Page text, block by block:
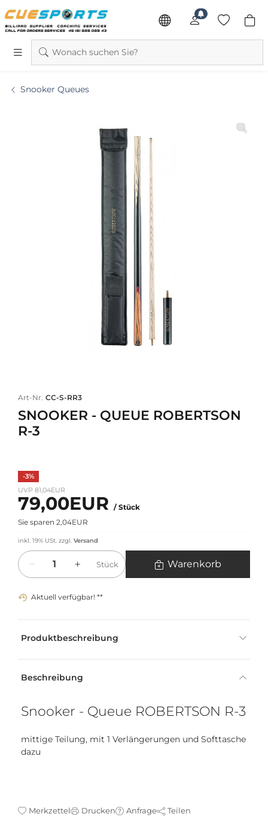
Wonach suchen Sie?
Snooker Queues
Art-Nr. CC-S-RR3
SNOOKER - QUEUE ROBERTSON
R-3
-3%
UVP 81,04EUR
79,00EUR/ Stück
Sie sparen 2,04EUR
inkl. 19% USt. zzgl. Versand
Menge
Stück Warenkorb
Aktuell verfügbar! **
Produktbeschreibung
Beschreibung
Snooker - Queue ROBERTSON R-3
mittige Teilung, mit 1 Verlängerungen und Softtasche
dazu
Merkzettel Drucken Anfrage Teilen